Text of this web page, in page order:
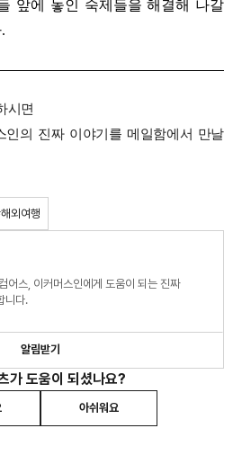
앞에 놓인 숙제들을 해결해 나갈
시면
인의 진짜 이야기를 메일함에서 만날
외여행
어스, 이커머스인에게 도움이 되는 진짜
니다.
알림받기
가 도움이 되셨나요?
아쉬워요